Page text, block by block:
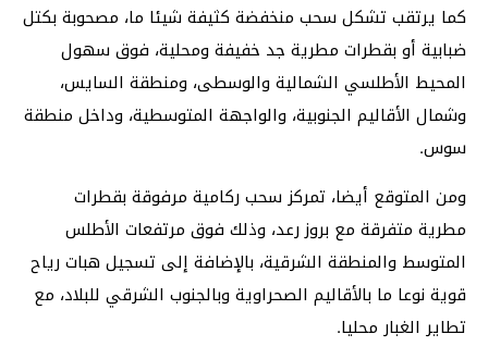
كما يرتقب تشكل سحب منخفضة كثيفة شيئا ما، مصحوبة بكتل
ضبابية أو بقطرات مطرية جد خفيفة ومحلية، فوق سهول
المحيط الأطلسي الشمالية والوسطى، ومنطقة السايس،
وشمال الأقاليم الجنوبية، والواجهة المتوسطية، وداخل منطقة
سوس.
ومن المتوقع أيضا، تمركز سحب ركامية مرفوقة بقطرات
مطرية متفرقة مع بروز رعد، وذلك فوق مرتفعات الأطلس
المتوسط والمنطقة الشرقية، بالإضافة إلى تسجيل هبات رياح
قوية نوعا ما بالأقاليم الصحراوية وبالجنوب الشرقي للبلاد، مع
تطاير الغبار محليا.